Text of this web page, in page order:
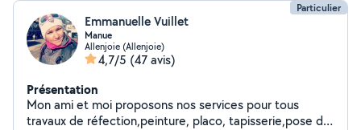
Particulier
Emmanuelle Vuillet
Manue
Allenjoie (Allenjoie)
4,7/5 (47 avis)
Présentation
Mon ami et moi proposons nos services pour tous
travaux de réfection,peinture, placo, tapisserie,pose de